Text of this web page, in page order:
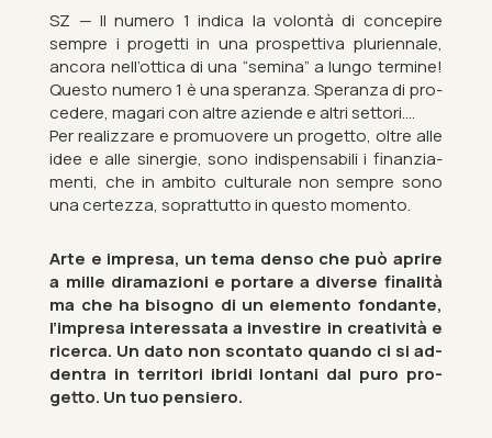
SZ — Il nu­mero 1 in­dica la volontà di con­cepire
sempre i pro­getti in una pros­pet­tiva pluri­en­nale,
ancora nell’ot­tica di una “sem­ina” a lungo ter­mine!
Questo nu­mero 1 è una sper­anza. Sper­anza di pro­
cedere, magari con altre aziende e altri set­tori….
Per realiz­zare e pro­muovere un pro­getto, oltre alle
idee e alle sin­er­gie, sono in­dis­pens­ab­ili i fin­an­zia­
menti, che in am­bito cul­turale non sempre sono
una cer­tezza, soprat­tutto in questo mo­mento.
Arte e im­presa, un tema denso che può aprire
a mille diramazioni e portare a di­verse fi­nalità
ma che ha bisogno di un ele­mento fond­ante,
l’im­presa in­teressata a in­ve­st­ire in cre­atività e
ricerca. Un dato non scon­tato quando ci si ad­
den­tra in ter­ritori ibridi lontani dal puro pro­
getto. Un tuo pen­siero.